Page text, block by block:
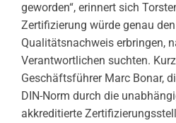
geworden“, erinnert sich
Zertifizierung würde genau
Qualitätsnachweis erbringen,
Verantwortlichen suchten.
Geschäftsführer Marc Bonar,
DIN-Norm durch die
akkreditierte